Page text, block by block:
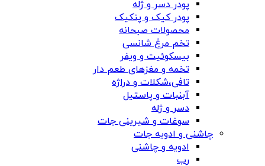
پودر دسر و ژله
پودر کیک و پنکیک
محصولات صبحانه
تخم مرغ شانسی
بیسکوئیت و ویفر
تخمه و مغزهای طعم دار
تافی،شکلات و دراژه
آبنبات و پاستیل
دسر و ژله
سوغات و شیرینی جات
چاشنی و ادویه جات
ادویه و چاشنی
رب